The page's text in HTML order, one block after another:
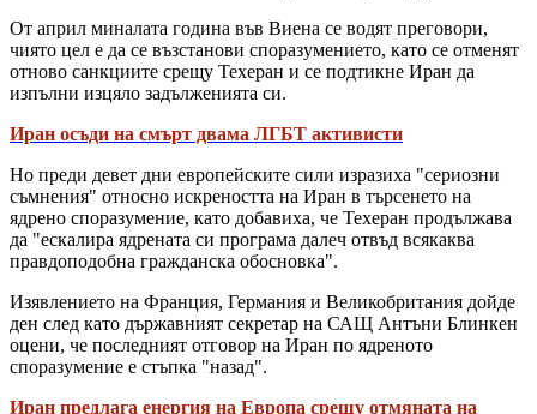
От април миналата година във Виена се водят преговори,
чиято цел е да се възстанови споразумението, като се отменят
отново санкциите срещу Техеран и се подтикне Иран да
изпълни изцяло задълженията си.
Иран осъди на смърт двама ЛГБТ активисти
Но преди девет дни европейските сили изразиха "сериозни
съмнения" относно искреността на Иран в търсенето на
ядрено споразумение, като добавиха, че Техеран продължава
да "ескалира ядрената си програма далеч отвъд всякаква
правдоподобна гражданска обосновка".
Изявлението на Франция, Германия и Великобритания дойде
ден след като държавният секретар на САЩ Антъни Блинкен
оцени, че последният отговор на Иран по ядреното
споразумение е стъпка "назад".
Иран предлага енергия на Европа срещу отмяната на